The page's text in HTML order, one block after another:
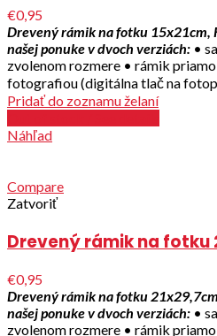
€0,95
Drevený rámik na fotku 15x21cm,
našej ponuke v dvoch verziách: •
zvolenom rozmere • rámik
fotografiou (digitálna tlač na
Pridať do zoznamu želaní
Náhľad
Compare
Zatvoriť
Drevený rámik na fotku
€0,95
Drevený rámik na fotku
našej ponuke v dvoch verziách: •
zvolenom rozmere • rámik